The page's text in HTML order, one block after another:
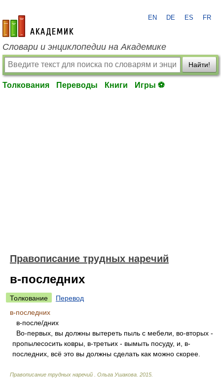
academic.ru
EN DE ES FR
Словари и энциклопедии на Академике
Найти!
Толкования Переводы Книги Игры ⚽
Правописание трудных наречий
в-последних
Толкование
Перевод
в-последних
в-после/дних
Во-первых, вы должны вытереть пыль с мебели, во-вторых -
пропылесосить ковры, в-третьих - вымыть посуду, и, в-
последних, всё это вы должны сделать как можно скорее.
Правописание трудных наречий Ольга Ушакова 2015